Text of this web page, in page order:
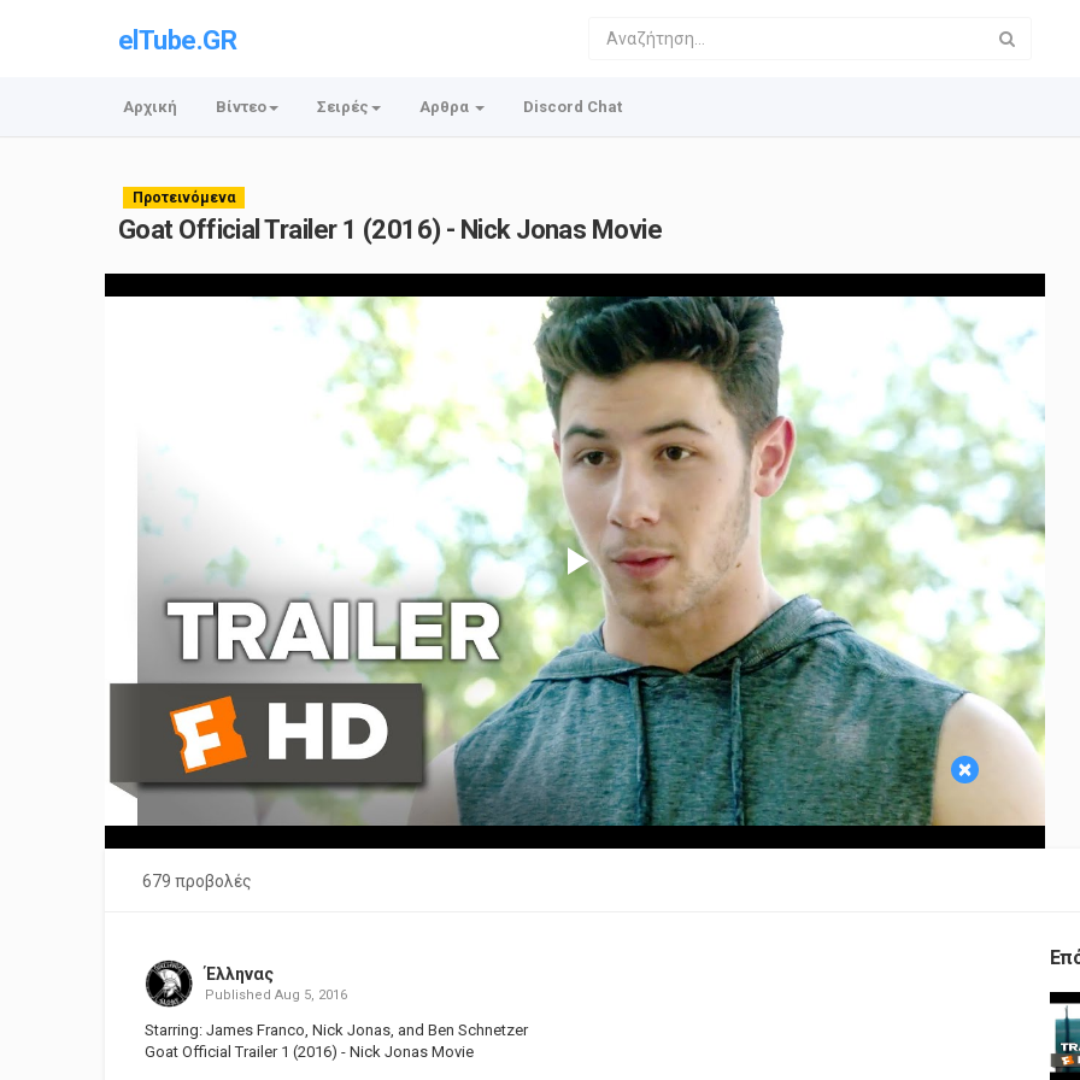
elTube.GR
Αρχική Βίντεο Σειρές Αρθρα Discord Chat
Προτεινόμενα
Goat Official Trailer 1 (2016) - Nick Jonas Movie
×
Play
Video
679 προβολές
Έλληνας
Published Aug 5, 2016
Starring: James Franco, Nick Jonas, and Ben Schnetzer
Goat Official Trailer 1 (2016) - Nick Jonas Movie